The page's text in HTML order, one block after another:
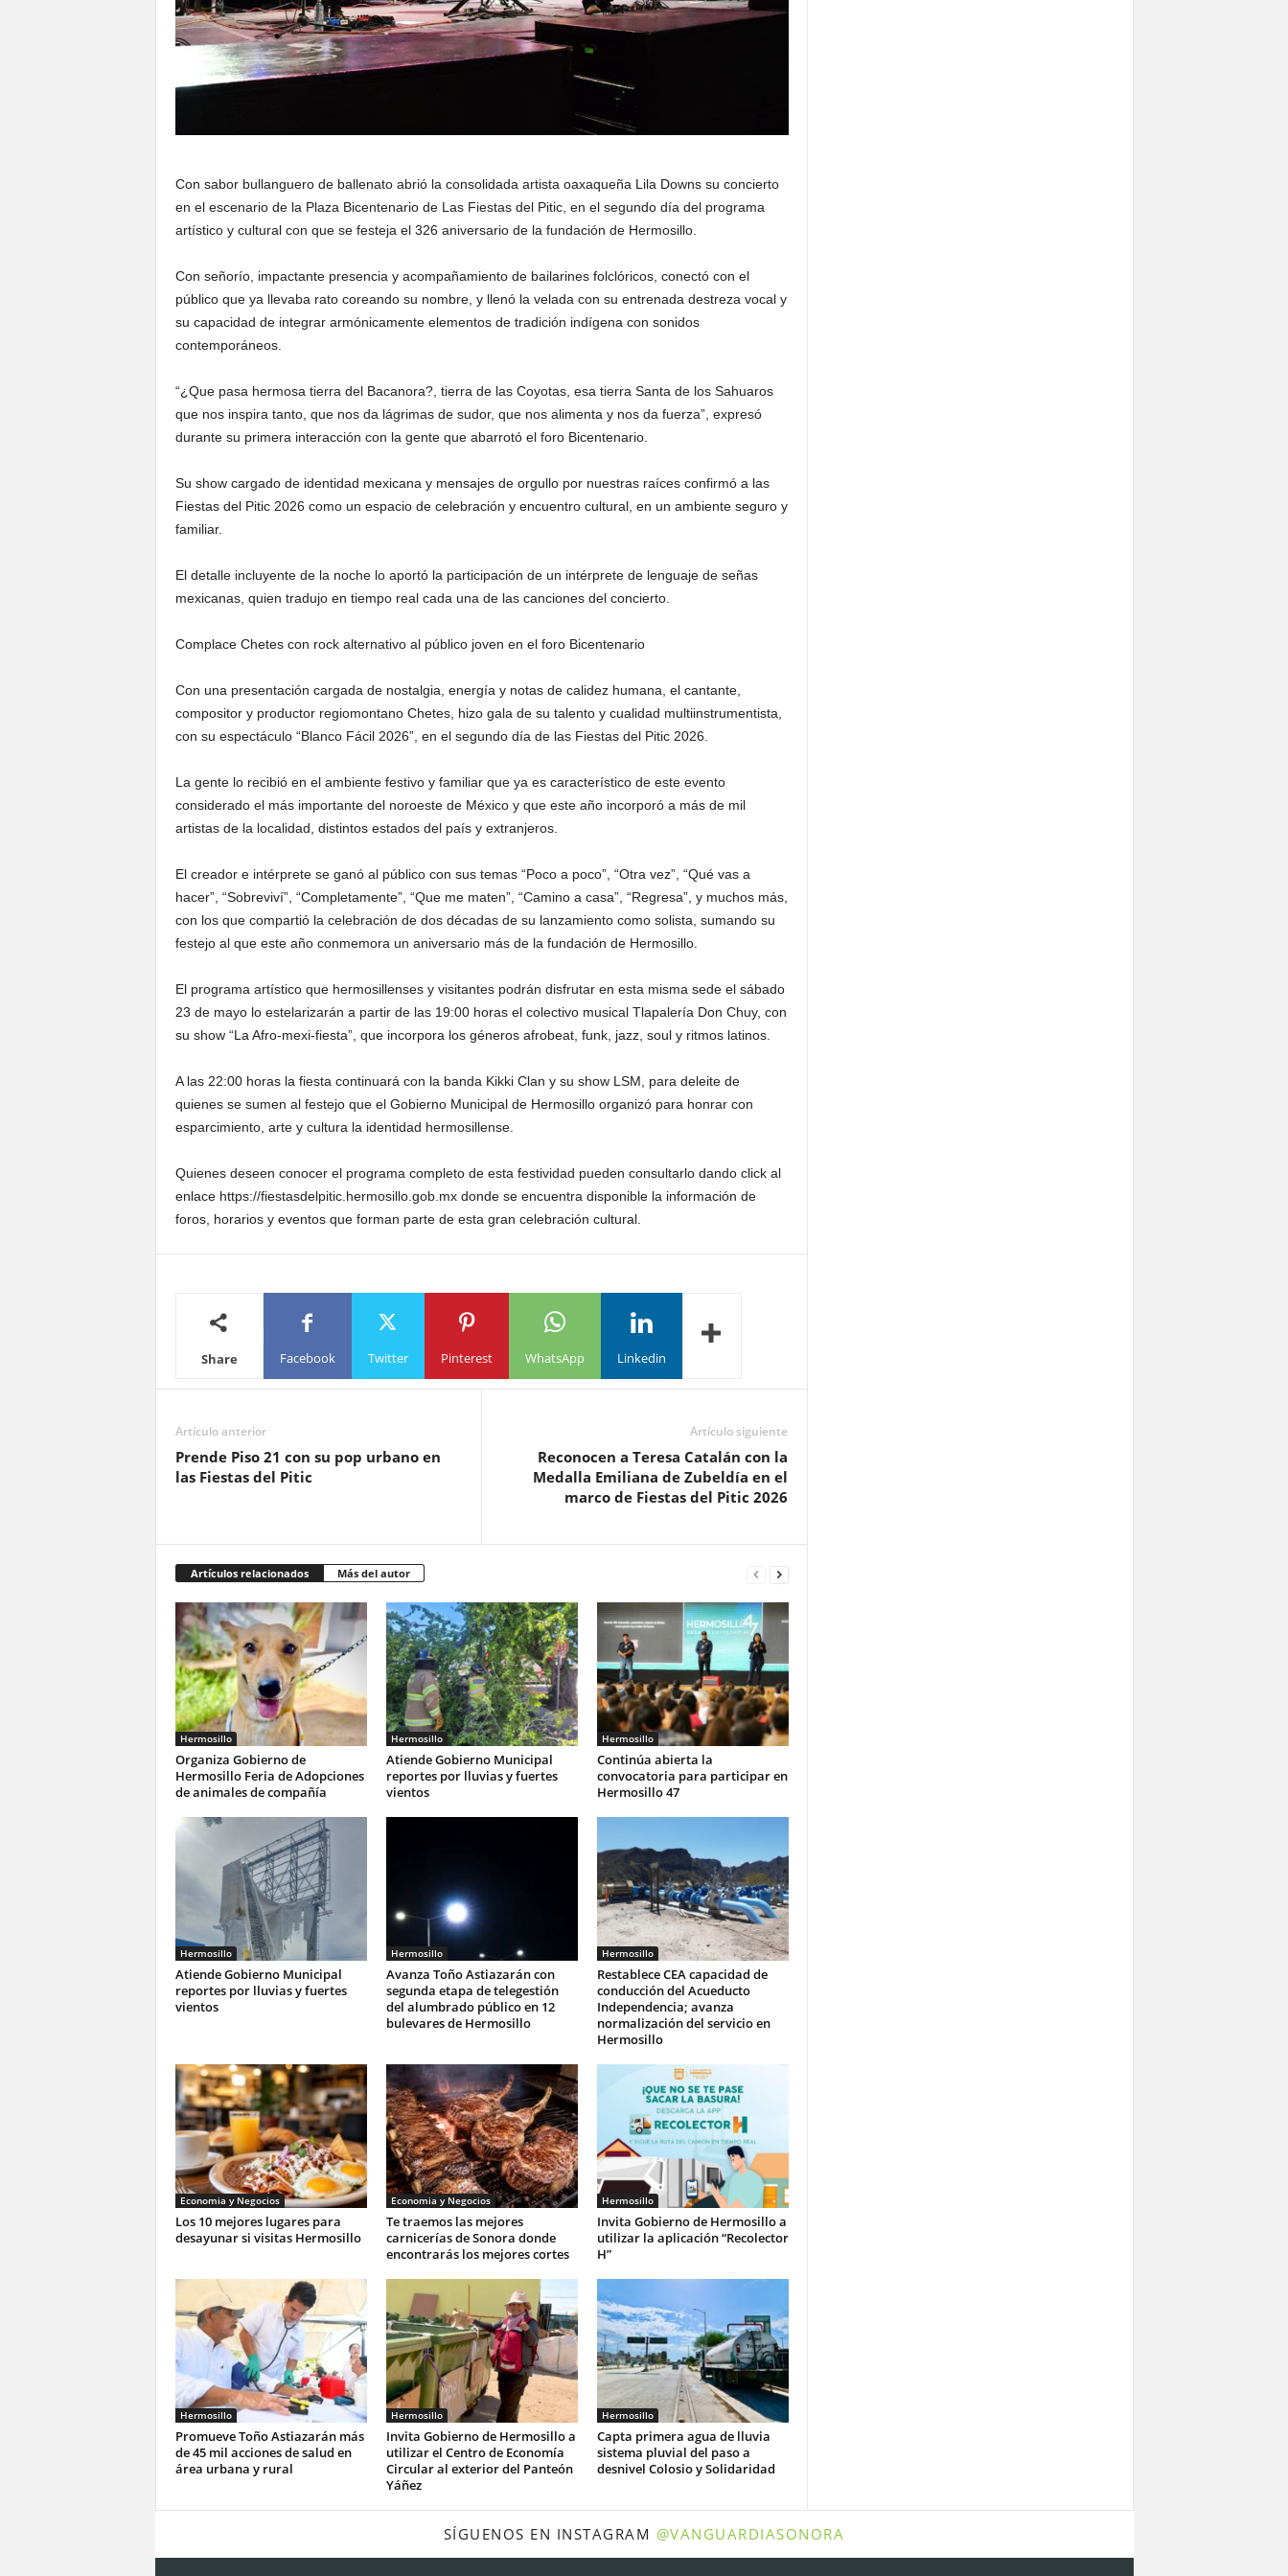
Con sabor bullanguero de ballenato abrió la consolidada artista oaxaqueña Lila Downs su concierto
en el escenario de la Plaza Bicentenario de Las Fiestas del Pitic, en el segundo día del programa
artístico y cultural con que se festeja el 326 aniversario de la fundación de Hermosillo.
Con señorío, impactante presencia y acompañamiento de bailarines folclóricos, conectó con el
público que ya llevaba rato coreando su nombre, y llenó la velada con su entrenada destreza vocal y
su capacidad de integrar armónicamente elementos de tradición indígena con sonidos
contemporáneos.
“¿Que pasa hermosa tierra del Bacanora?, tierra de las Coyotas, esa tierra Santa de los Sahuaros
que nos inspira tanto, que nos da lágrimas de sudor, que nos alimenta y nos da fuerza”, expresó
durante su primera interacción con la gente que abarrotó el foro Bicentenario.
Su show cargado de identidad mexicana y mensajes de orgullo por nuestras raíces confirmó a las
Fiestas del Pitic 2026 como un espacio de celebración y encuentro cultural, en un ambiente seguro y
familiar.
El detalle incluyente de la noche lo aportó la participación de un intérprete de lenguaje de señas
mexicanas, quien tradujo en tiempo real cada una de las canciones del concierto.
Complace Chetes con rock alternativo al público joven en el foro Bicentenario
Con una presentación cargada de nostalgia, energía y notas de calidez humana, el cantante,
compositor y productor regiomontano Chetes, hizo gala de su talento y cualidad multiinstrumentista,
con su espectáculo “Blanco Fácil 2026”, en el segundo día de las Fiestas del Pitic 2026.
La gente lo recibió en el ambiente festivo y familiar que ya es característico de este evento
considerado el más importante del noroeste de México y que este año incorporó a más de mil
artistas de la localidad, distintos estados del país y extranjeros.
El creador e intérprete se ganó al público con sus temas “Poco a poco”, “Otra vez”, “Qué vas a
hacer”, “Sobreviví”, “Completamente”, “Que me maten”, “Camino a casa”, “Regresa”, y muchos más,
con los que compartió la celebración de dos décadas de su lanzamiento como solista, sumando su
festejo al que este año conmemora un aniversario más de la fundación de Hermosillo.
El programa artístico que hermosillenses y visitantes podrán disfrutar en esta misma sede el sábado
23 de mayo lo estelarizarán a partir de las 19:00 horas el colectivo musical Tlapalería Don Chuy, con
su show “La Afro-mexi-fiesta”, que incorpora los géneros afrobeat, funk, jazz, soul y ritmos latinos.
A las 22:00 horas la fiesta continuará con la banda Kikki Clan y su show LSM, para deleite de
quienes se sumen al festejo que el Gobierno Municipal de Hermosillo organizó para honrar con
esparcimiento, arte y cultura la identidad hermosillense.
Quienes deseen conocer el programa completo de esta festividad pueden consultarlo dando click al
enlace https://fiestasdelpitic.hermosillo.gob.mx donde se encuentra disponible la información de
foros, horarios y eventos que forman parte de esta gran celebración cultural.
Share Facebook Twitter Pinterest WhatsApp Linkedin
Artículo anterior
Prende Piso 21 con su pop urbano en
las Fiestas del Pitic
Artículo siguiente
Reconocen a Teresa Catalán con la
Medalla Emiliana de Zubeldía en el
marco de Fiestas del Pitic 2026
Artículos relacionados Más del autor
Hermosillo
Organiza Gobierno de
Hermosillo Feria de Adopciones
de animales de compañía
Hermosillo
Atiende Gobierno Municipal
reportes por lluvias y fuertes
vientos
Hermosillo
Continúa abierta la
convocatoria para participar en
Hermosillo 47
Hermosillo
Atiende Gobierno Municipal
reportes por lluvias y fuertes
vientos
Hermosillo
Avanza Toño Astiazarán con
segunda etapa de telegestión
del alumbrado público en 12
bulevares de Hermosillo
Hermosillo
Restablece CEA capacidad de
conducción del Acueducto
Independencia; avanza
normalización del servicio en
Hermosillo
Economia y Negocios
Los 10 mejores lugares para
desayunar si visitas Hermosillo
Economia y Negocios
Te traemos las mejores
carnicerías de Sonora donde
encontrarás los mejores cortes
Hermosillo
Invita Gobierno de Hermosillo a
utilizar la aplicación “Recolector
H”
Hermosillo
Promueve Toño Astiazarán más
de 45 mil acciones de salud en
área urbana y rural
Hermosillo
Invita Gobierno de Hermosillo a
utilizar el Centro de Economía
Circular al exterior del Panteón
Yáñez
Hermosillo
Capta primera agua de lluvia
sistema pluvial del paso a
desnivel Colosio y Solidaridad
SÍGUENOS EN INSTAGRAM @VANGUARDIASONORA